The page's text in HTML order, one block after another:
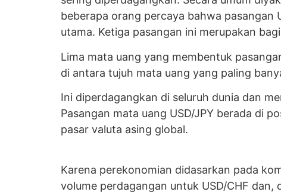
beberapa orang percaya bahwa pasangan
utama. Ketiga pasangan ini merupakan
Lima mata uang yang membentuk
di antara tujuh mata uang yang paling
Ini diperdagangkan di seluruh dunia dan
Pasangan mata uang USD/JPY berada di
pasar valuta asing global.
Karena perekonomian didasarkan pada
volume perdagangan untuk USD/CHF dan,